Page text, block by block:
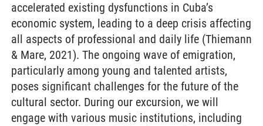
accelerated existing dysfunctions in Cuba’s
economic system, leading to a deep crisis affecting
all aspects of professional and daily life (Thiemann
& Mare, 2021). The ongoing wave of emigration,
particularly among young and talented artists,
poses significant challenges for the future of the
cultural sector. During our excursion, we will
engage with various music institutions, including